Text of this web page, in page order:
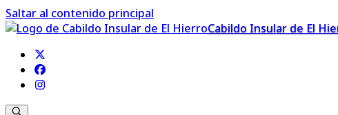
Saltar al contenido principal
Cabildo Insular de El